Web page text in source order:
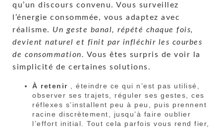
qu’un discours convenu. Vous surveillez
l’énergie consommée, vous adaptez avec
réalisme. Un geste banal, répété chaque fois,
devient naturel et finit par infléchir les courbes
de consommation. Vous êtes surpris de voir la
simplicité de certaines solutions.
À retenir , éteindre ce qui n’est pas utilisé,
observer ses trajets, réguler ses gestes, ces
réflexes s’installent peu à peu, puis prennent
racine discrètement, jusqu’à faire oublier
l’effort initial. Tout cela parfois vous rend fier,